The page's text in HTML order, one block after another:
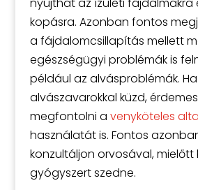
kopásra. Azonban fontos
a fájdalomcsillapítás mellett
egészségügyi problémák is
például az alvásproblémák.
alvászavarokkal küzd,
megfontolni a venyköteles
használatát is. Fontos
konzultáljon orvosával, mielőtt
gyógyszert szedne.